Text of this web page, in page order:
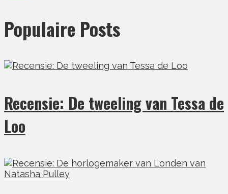
Populaire Posts
Recensie: De tweeling van Tessa de
Loo